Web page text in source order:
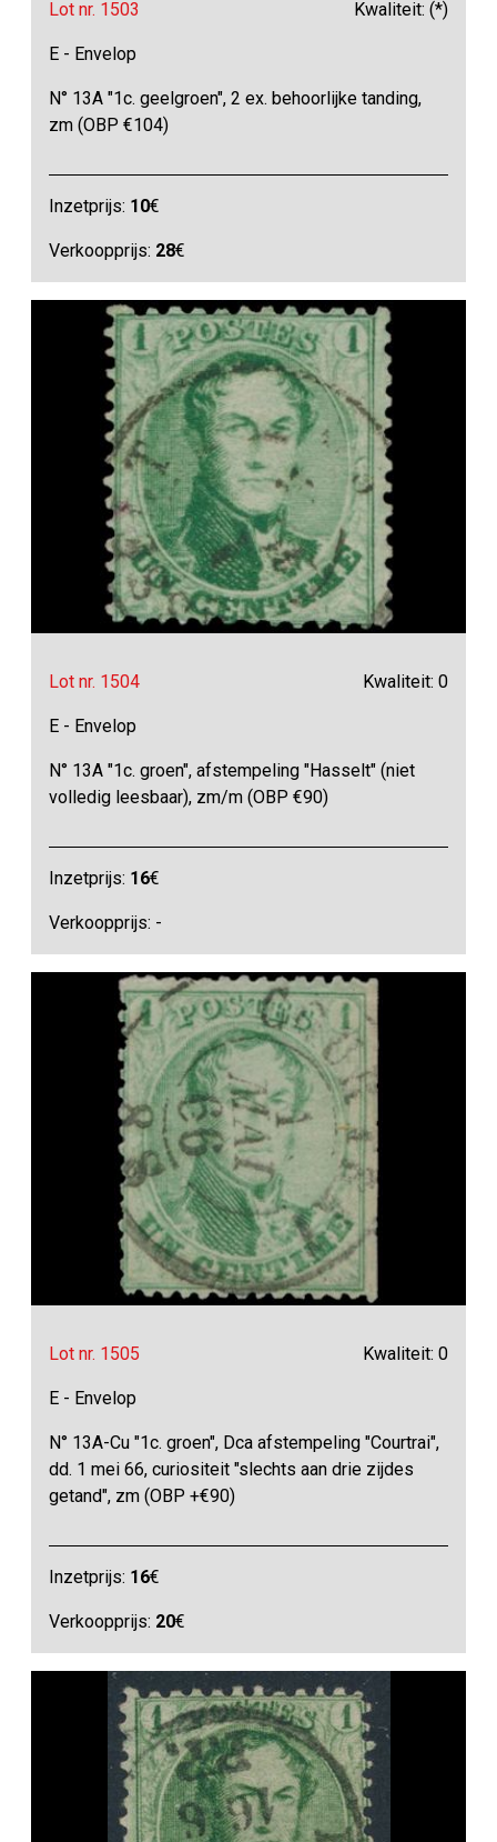
Lot nr. 1503 Kwaliteit: (*)
E - Envelop
N° 13A "1c. geelgroen", 2 ex. behoorlijke tanding,
zm (OBP €104)
Inzetprijs: 10€
Verkoopprijs: 28€
Lot nr. 1504 Kwaliteit: 0
E - Envelop
N° 13A "1c. groen", afstempeling "Hasselt" (niet
volledig leesbaar), zm/m (OBP €90)
Inzetprijs: 16€
Verkoopprijs: -
Lot nr. 1505 Kwaliteit: 0
E - Envelop
N° 13A-Cu "1c. groen", Dca afstempeling "Courtrai",
dd. 1 mei 66, curiositeit "slechts aan drie zijdes
getand", zm (OBP +€90)
Inzetprijs: 16€
Verkoopprijs: 20€